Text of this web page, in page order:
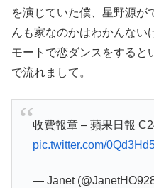
を演じていた僕、星野源
んも家なのかはわかんない
モートで恋ダンスをすると
で流れまして。
收費報章 – 蘋果日報
pic.twitter.com/
— Janet